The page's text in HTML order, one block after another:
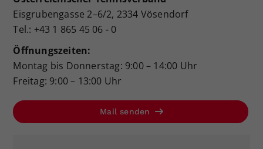
Eisgrubengasse 2–6/2, 2334 Vösendorf
Tel.: +43 1 865 45 06 - 0
Öffnungszeiten:
Montag bis Donnerstag: 9:00 – 14:00 Uhr
Freitag: 9:00 – 13:00 Uhr
Mail senden